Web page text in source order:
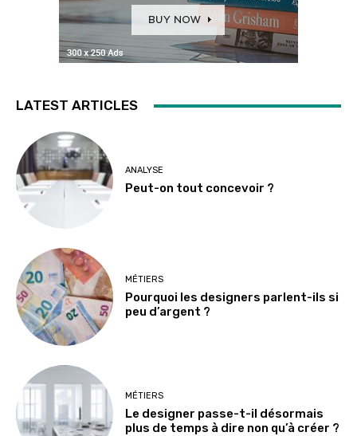
LATEST ARTICLES
ANALYSE
Peut-on tout concevoir ?
MÉTIERS
Pourquoi les designers parlent-ils si
peu d’argent ?
MÉTIERS
Le designer passe-t-il désormais
plus de temps à dire non qu’à créer ?